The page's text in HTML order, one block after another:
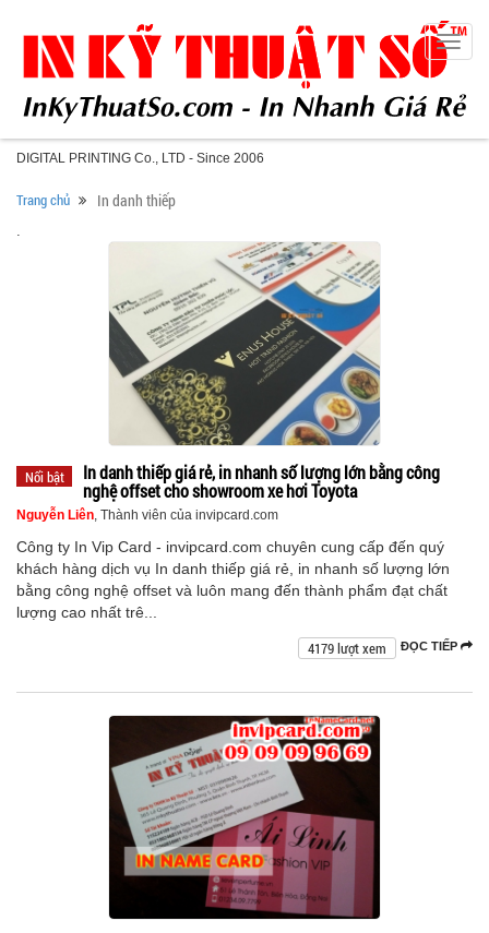
DIGITAL PRINTING Co., LTD - Since 2006
Toggle
Trang chủ In danh thiếp
.
Nổi bật
In danh thiếp giá rẻ, in nhanh số lượng lớn bằng công
nghệ offset cho showroom xe hơi Toyota
Nguyễn Liên, Thành viên của invipcard.com
Công ty In Vip Card - invipcard.com chuyên cung cấp đến quý
khách hàng dịch vụ In danh thiếp giá rẻ, in nhanh số lượng lớn
bằng công nghệ offset và luôn mang đến thành phẩm đạt chất
lượng cao nhất trê...
ĐỌC TIẾP
4179 lượt xem